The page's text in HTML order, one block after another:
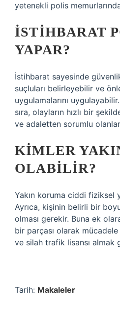
yetenekli polis
İSTIHBARAT
YAPAR?
İstihbarat sayesinde
suçluları belirleyebilir ve
uygulamalarını
sıra, olayların hızlı bir
ve adaletten sorumlu
KIMLER
OLABILIR?
Yakın koruma ciddi fiziksel
Ayrıca, kişinin belirli bir
olması gerekir. Buna ek
bir parçası olarak
ve silah trafik lisansı almak
Tarih: Makaleler